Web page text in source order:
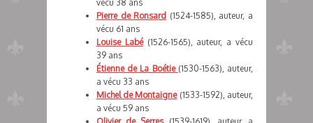
vécu 38 ans
Pierre de Ronsard (1524-1585), auteur, a
vécu 61 ans
Louise Labé(1526-1565), auteur, a vécu
39 ans
Étienne de La Boétie (1530-1563), auteur,
a vécu 33 ans
Michel de Montaigne(1533-1592), auteur,
a vécu 59 ans